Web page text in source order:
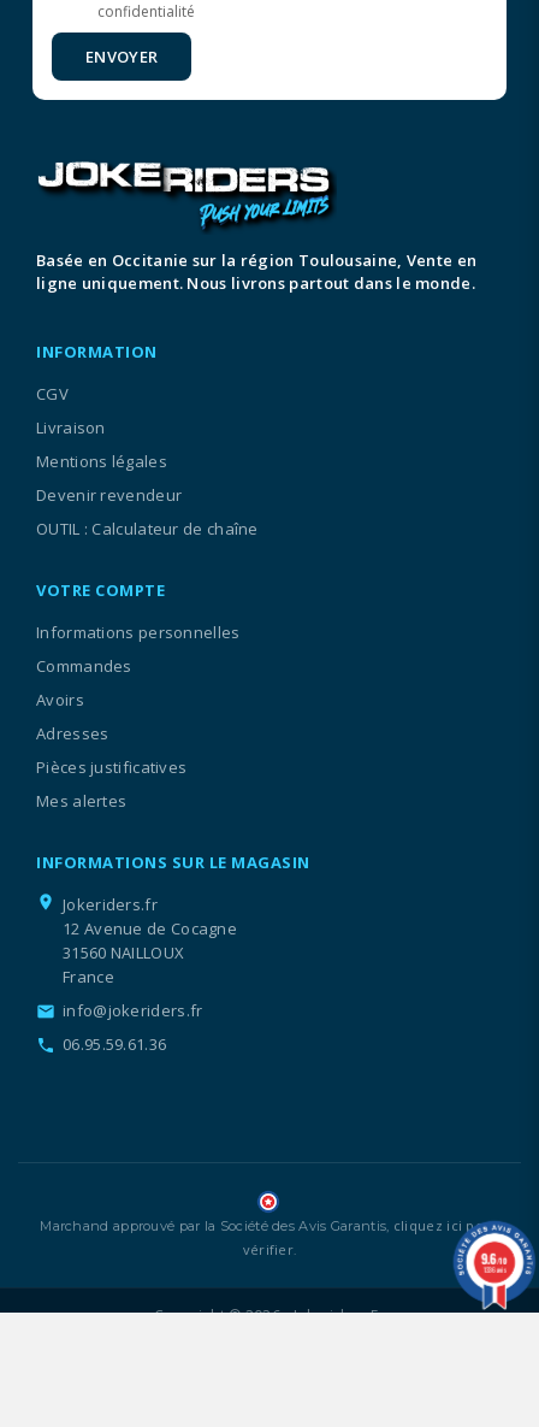
confidentialité
ENVOYER
Basée en Occitanie sur la région Toulousaine, Vente en
ligne uniquement. Nous livrons partout dans le monde.
INFORMATION
CGV
Livraison
Mentions légales
Devenir revendeur
OUTIL : Calculateur de chaîne
VOTRE COMPTE
Informations personnelles
Commandes
Avoirs
Adresses
Pièces justificatives
Mes alertes
INFORMATIONS SUR LE MAGASIN
location_on
Jokeriders.fr
12 Avenue de Cocagne
31560 NAILLOUX
France
email info@jokeriders.fr
call 06.95.59.61.36
Marchand approuvé par la Société des Avis Garantis, cliquez ici pour
vérifier.
Copyright © 2026 - Jokeriders.fr
9.6/10
1336 avis